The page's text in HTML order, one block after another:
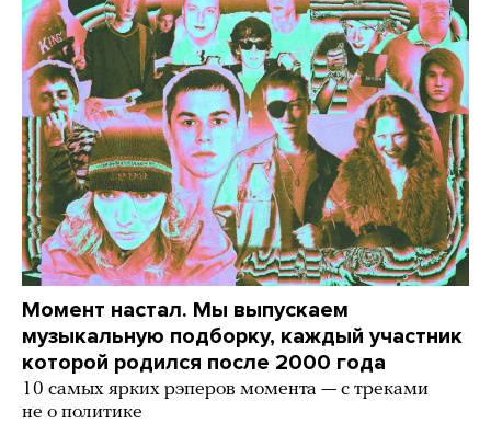
Момент настал. Мы выпускаем
музыкальную подборку, каждый участник
которой родился после 2000 года
10 самых ярких рэперов момента — с треками
не о политике